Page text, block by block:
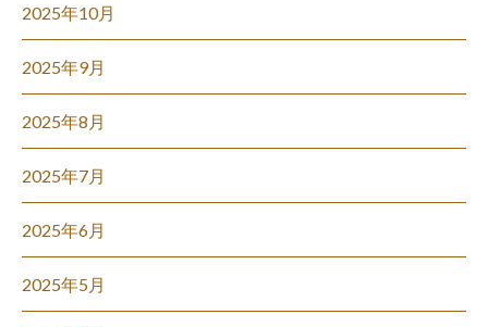
2025年10月
2025年9月
2025年8月
2025年7月
2025年6月
2025年5月